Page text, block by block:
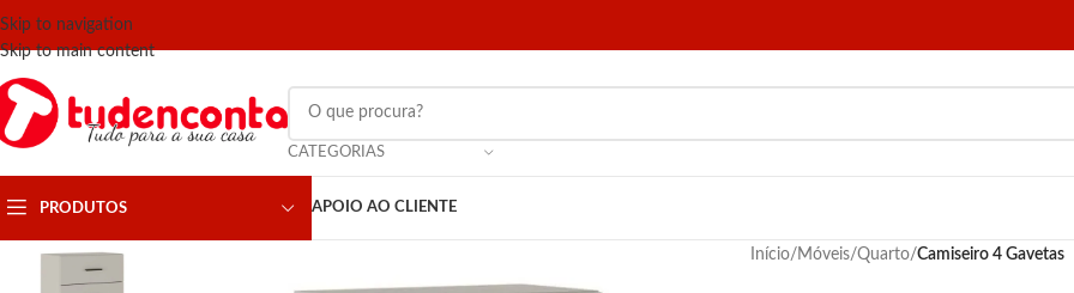
Skip to navigation
Skip to main content
CATEGORIAS
PRODUTOS APOIO AO CLIENTE
Início/ Móveis/Quarto/Camiseiro 4 Gavetas